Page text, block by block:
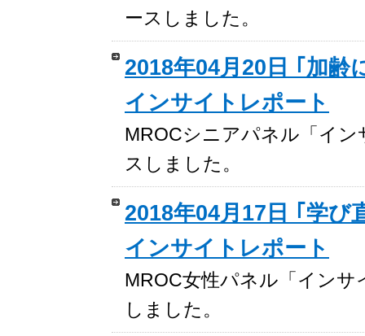
ースしました。
2018年04月20日 ｢加齢
インサイトレポート
MROCシニアパネル「イ
スしました。
2018年04月17日 ｢学び
インサイトレポート
MROC女性パネル「イン
しました。